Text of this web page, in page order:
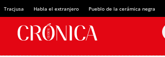
Tracjusa Habla el extranjero Pueblo de la cerámica negra